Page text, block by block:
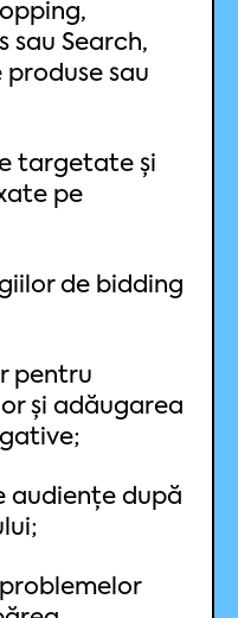
sau Search,
sau
targetate și
pe
de bidding
pentru
și adăugarea
audiențe după